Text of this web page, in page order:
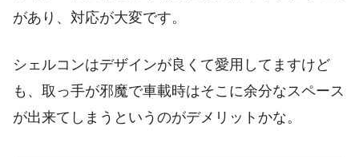
があり、対応が大変です。
シェルコンはデザインが良くて愛用してますけど
も、取っ手が邪魔で車載時はそこに余分なスペース
が出来てしまうというのがデメリットかな。